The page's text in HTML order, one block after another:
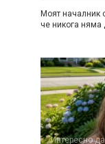
Моят началник
че никога
Интересно